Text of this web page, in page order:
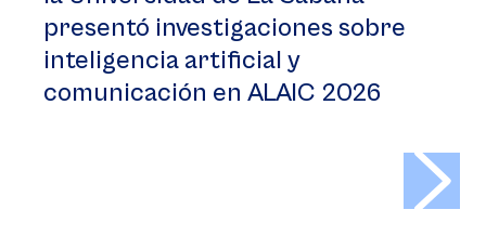
presentó investigaciones sobre
inteligencia artificial y
comunicación en ALAIC 2026